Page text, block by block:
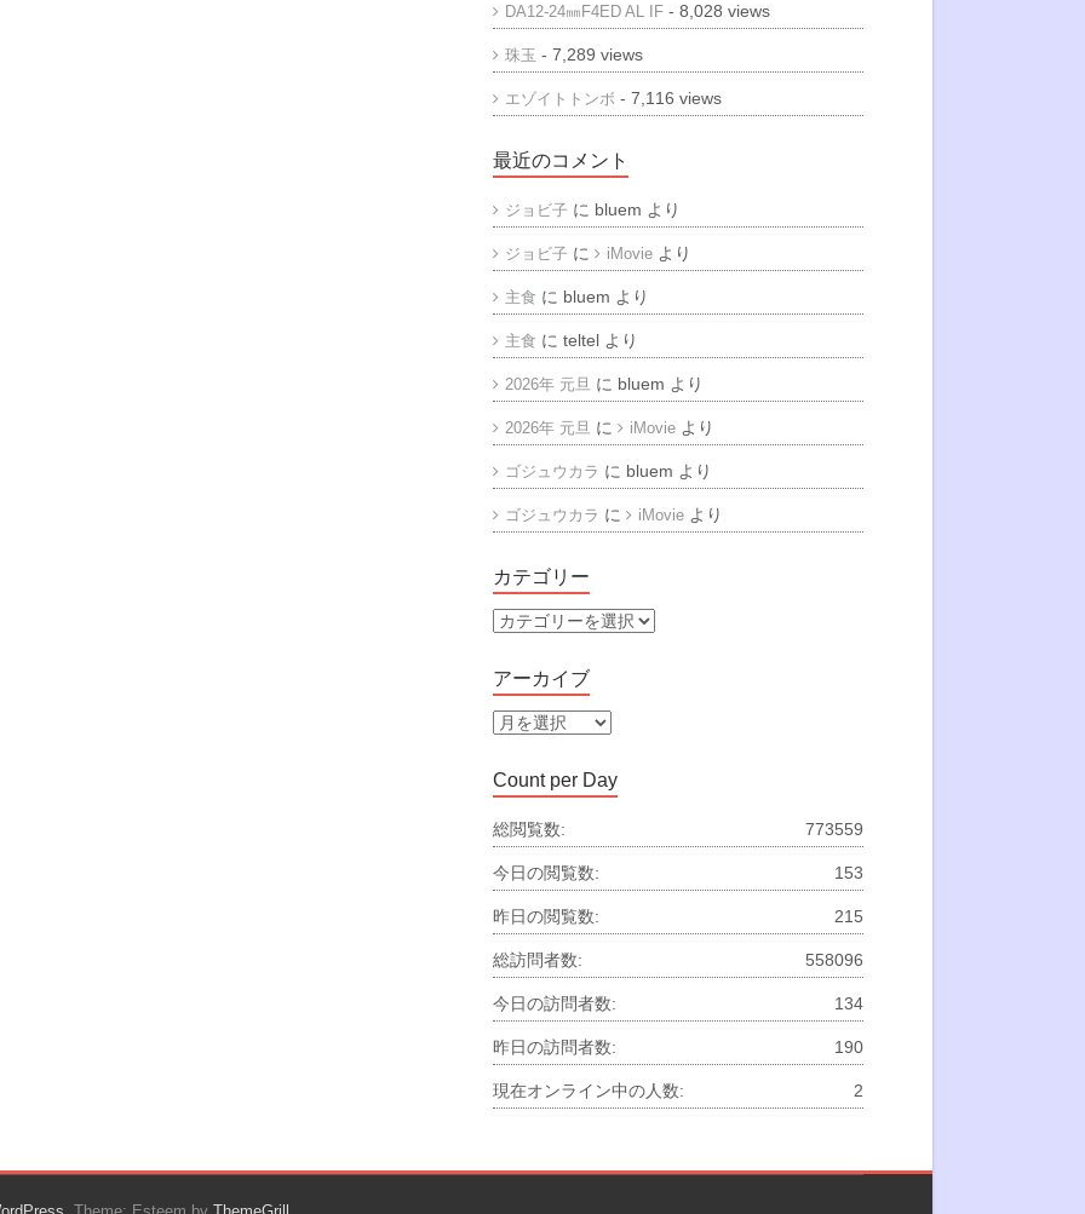
DA12-24㎜F4ED AL IF - 8,028 views
珠玉 - 7,289 views
エゾイトトンボ - 7,116 views
最近のコメント
ジョビ子 に bluem より
ジョビ子 に iMovie より
主食 に bluem より
主食 にteltel より
2026年 元旦 に bluem より
2026年 元旦 に iMovie より
ゴジュウカラ に bluem より
ゴジュウカラ に iMovie より
カテゴリー
カ
ゴ
リ
ー
アーカイブ
ア
カ
イ
ブ
Count per Day
773559
総閲覧数:
153
今日の閲覧数:
215
昨日の閲覧数:
558096
総訪問者数:
134
今日の訪問者数:
190
昨日の訪問者数:
2
現在オンライン中の人数: